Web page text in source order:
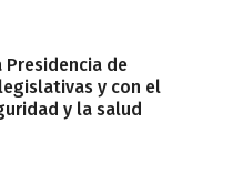
Presidencia de
y con el
y la salud